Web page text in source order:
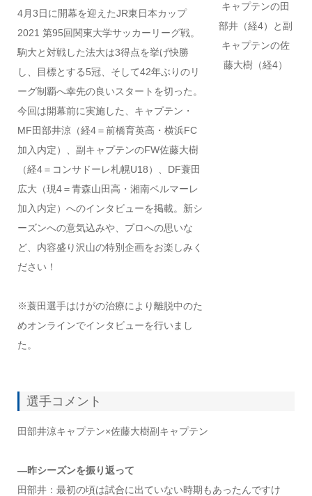
4月3日に開幕を迎えたJR東日本カップ
2021 第95回関東大学サッカーリーグ戦。
駒大と対戦した法大は3得点を挙げ快勝
し、目標とする5冠、そして42年ぶりのリ
ーグ制覇へ幸先の良いスタートを切った。
今回は開幕前に実施した、キャプテン・
MF田部井涼（経4＝前橋育英高・横浜FC
加入内定）、副キャプテンのFW佐藤大樹
（経4＝コンサドーレ札幌U18）、DF蓑田
広大（現4＝青森山田高・湘南ベルマーレ
加入内定）へのインタビューを掲載。新シ
ーズンへの意気込みや、プロへの思いな
ど、内容盛り沢山の特別企画をお楽しみく
ださい！
※蓑田選手はけがの治療により離脱中のた
めオンラインでインタビューを行いまし
た。
キャプテンの田
部井（経4）と副
キャプテンの佐
藤大樹（経4）
選手コメント
田部井涼キャプテン×佐藤大樹副キャプテン
―昨シーズンを振り返って
田部井：最初の頃は試合に出ていない時期もあったんですけ